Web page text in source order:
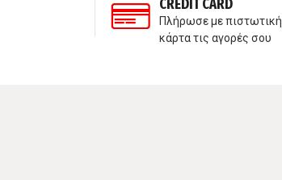
CREDIT CARD
Πλήρωσε με πιστωτική
κάρτα τις αγορές σου